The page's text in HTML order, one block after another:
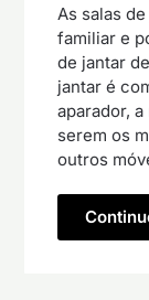
As salas
familiar e
de jantar
jantar é
aparador,
serem os
outros